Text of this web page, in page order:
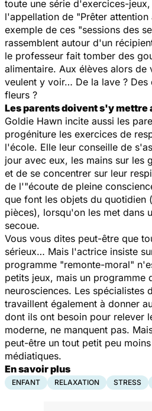
toute une série d'exercices-
l'appellation de "Prêter attention
exemple de ces "sessions des
rassemblent autour d'un
le professeur fait tomber des
alimentaire. Aux élèves alors
veulent y voir… De la lave ? Des
fleurs ?
Les parents doivent s'y mettre
Goldie Hawn incite aussi les
progéniture les exercices de
l'école. Elle leur conseille de
jour avec eux, les mains sur les
et de se concentrer sur leur
de l'"écoute de pleine
que font les objets du quotidien
pièces), lorsqu'on les met dans
secoue.
Vous vous dites peut-être que
sérieux… Mais l'actrice insiste
programme "remonte-moral"
petits jeux, mais un programme
neurosciences. Les spécialistes
travaillent également à donner
dont ils ont besoin pour relever
moderne, ne manquent pas.
peut-être un tout petit peu
médiatiques.
En savoir plus
ENFANT RELAXATION STRESS